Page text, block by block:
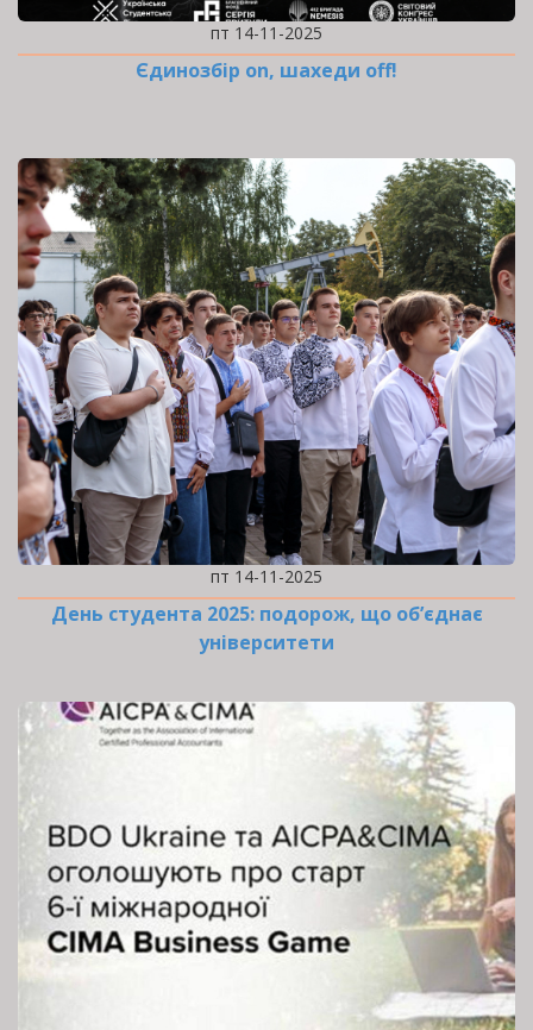
пт 14-11-2025
Єдинозбір on, шахеди off!
пт 14-11-2025
День студента 2025: подорож, що об’єднає
університети